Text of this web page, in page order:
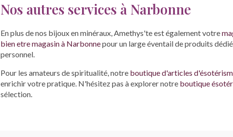
Nos autres services à Narbonne
En plus de nos bijoux en minéraux, Amethys'te est également votre
bien etre magasin à Narbonnepour un large éventail de produits
personnel.
Pour les amateurs de spiritualité, notre boutique d'articles
enrichir votre pratique. N'hésitez pas à explorer notre boutique
sélection.